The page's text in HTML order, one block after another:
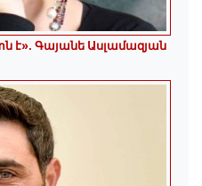
է»․ Գայանե Ասլամազյան